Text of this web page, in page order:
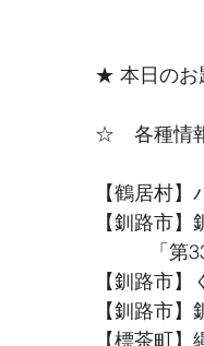
★ 本日のお
☆　各種情
【鶴居村
【釧路市
【釧路市
【釧路市
【標茶町